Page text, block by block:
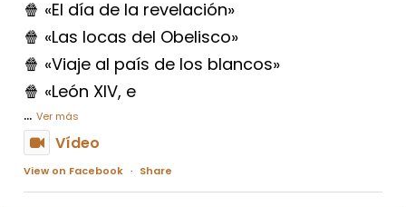
🍿 «El día de la revelación»
🍿 «Las locas del Obelisco»
🍿 «Viaje al país de los blancos»
🍿 «León XIV, e
... Ver más
Vídeo
View on Facebook · Share